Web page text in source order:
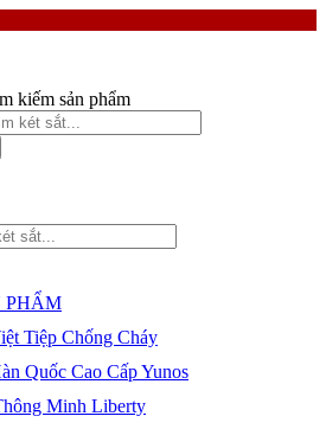
kiếm sản phẩm
PHẨM
Tiệp Chống Cháy
Quốc Cao Cấp Yunos
Minh Liberty